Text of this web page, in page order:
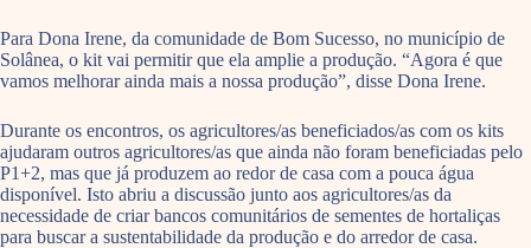
Para Dona Irene, da comunidade de Bom Sucesso, no município de
Solânea, o kit vai permitir que ela amplie a produção. “Agora é que
vamos melhorar ainda mais a nossa produção”, disse Dona Irene.
Durante os encontros, os agricultores/as beneficiados/as com os kits
ajudaram outros agricultores/as que ainda não foram beneficiadas pelo
P1+2, mas que já produzem ao redor de casa com a pouca água
disponível. Isto abriu a discussão junto aos agricultores/as da
necessidade de criar bancos comunitários de sementes de hortaliças
para buscar a sustentabilidade da produção e do arredor de casa.